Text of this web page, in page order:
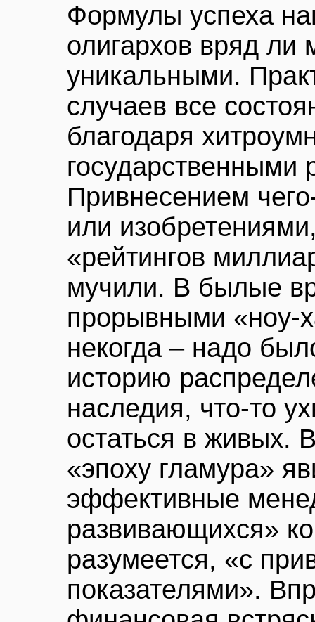
Формулы успеха
олигархов вряд ли
уникальными.
случаев все
благодаря
государственными
Привнесением
или
«рейтингов
мучили. В былые
прорывными «ноу-
некогда – надо
историю
наследия, что-то
остаться в живых.
«эпоху гламура»
эффективные
развивающихся»
разумеется, «с
показателями».